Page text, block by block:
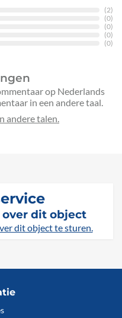
(2)
(0)
(0)
(0)
(0)
op Nederlands
in een andere taal.
over dit object
dit object te sturen.